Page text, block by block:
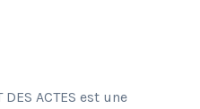
DES ACTES est une